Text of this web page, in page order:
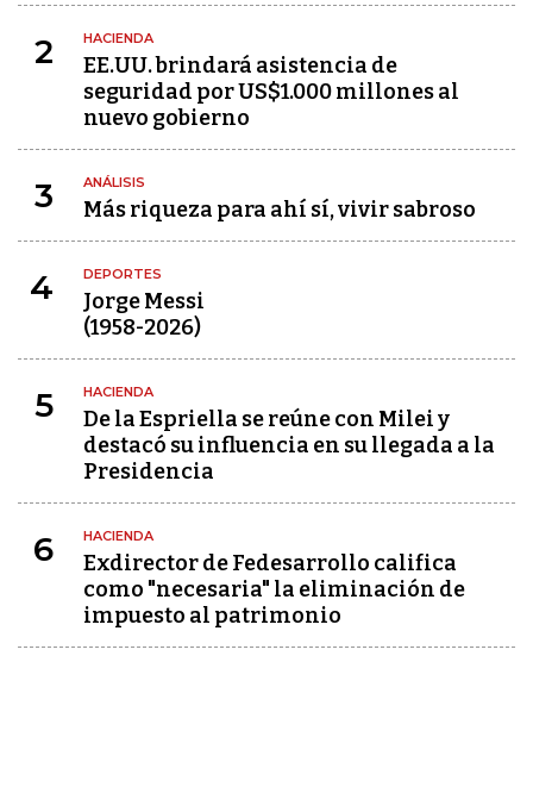
2 HACIENDA
EE.UU. brindará asistencia de
seguridad por US$1.000 millones al
nuevo gobierno
3 ANÁLISIS
Más riqueza para ahí sí, vivir sabroso
4 DEPORTES
Jorge Messi
(1958-2026)
5 HACIENDA
De la Espriella se reúne con Milei y
destacó su influencia en su llegada a la
Presidencia
6 HACIENDA
Exdirector de Fedesarrollo califica
como "necesaria" la eliminación de
impuesto al patrimonio